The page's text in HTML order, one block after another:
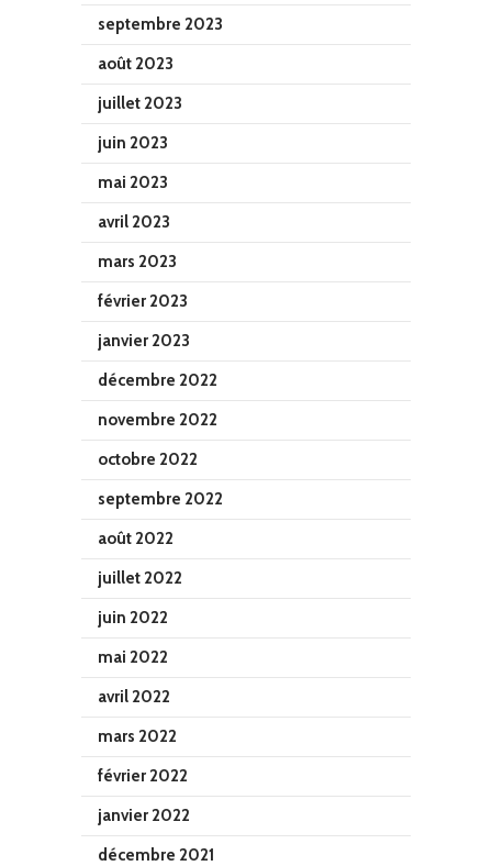
septembre 2023
août 2023
juillet 2023
juin 2023
mai 2023
avril 2023
mars 2023
février 2023
janvier 2023
décembre 2022
novembre 2022
octobre 2022
septembre 2022
août 2022
juillet 2022
juin 2022
mai 2022
avril 2022
mars 2022
février 2022
janvier 2022
décembre 2021